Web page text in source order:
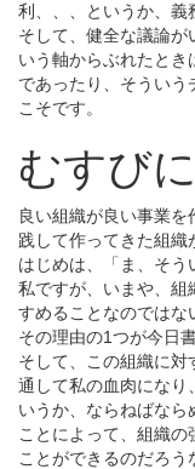
利、、、というか、義
そして、健全な議論が
いう軸からぶれたとき
であったり、そういう
こそです。
むすびに
良い組織が良い事業
践して作ってきた組織
はじめは、「ま、そう
私ですが、いまや、組
すめることなのではな
その理由の1つが今日
そして、この組織に対
通して私の血肉になり
いうか、ならねばなら
ことによって、組織
ことができるのだろう